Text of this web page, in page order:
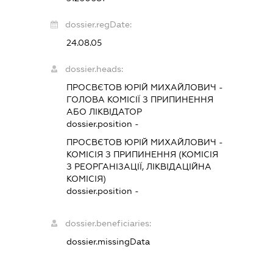
dossier.regDate:
24.08.05
dossier.heads:
ПРОСВЄТОВ ЮРІЙ МИХАЙЛОВИЧ -
ГОЛОВА КОМІСІЇ З ПРИПИНЕННЯ
АБО ЛІКВІДАТОР
dossier.position -
ПРОСВЄТОВ ЮРІЙ МИХАЙЛОВИЧ -
КОМІСІЯ З ПРИПИНЕННЯ (КОМІСІЯ
З РЕОРГАНІЗАЦІЇ, ЛІКВІДАЦІЙНА
КОМІСІЯ)
dossier.position -
dossier.beneficiaries:
dossier.missingData